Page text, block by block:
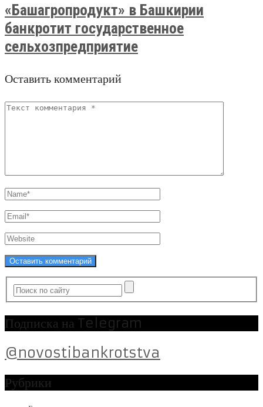
«Башагропродукт» в Башкирии
банкротит государственное
сельхозпредприятие
Оставить комментарий
Подписка на Telegram
@novostibankrotstva
Рубрики